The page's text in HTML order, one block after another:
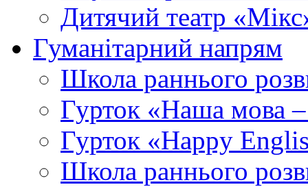
Дитячий театр
Гуманітарний напрям
Школа раннього
Гурток «Наша мова
Гурток «Happy
Школа раннього